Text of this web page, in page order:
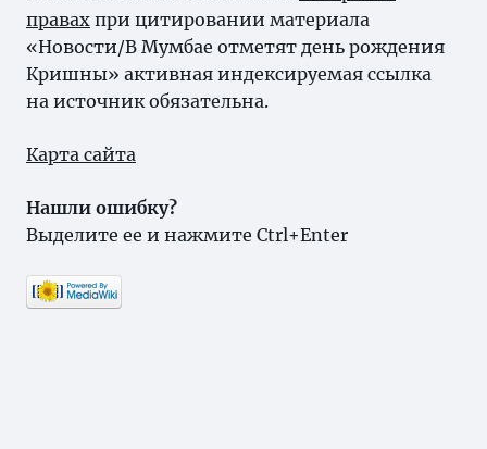
правах при цитировании материала
«Новости/В Мумбае отметят день рождения
Кришны» активная индексируемая ссылка
на источник обязательна.
Карта сайта
Нашли ошибку?
Выделите ее и нажмите Ctrl+Enter